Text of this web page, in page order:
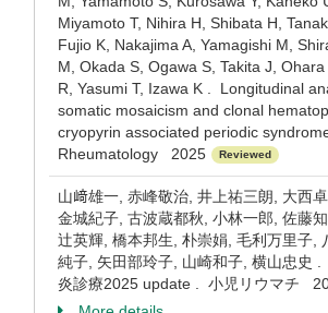
Miyamoto T, Nihira H, Shibata H,
Fujio K, Nakajima A, Yamagishi M,
M, Okada S, Ogawa S, Takita J,
R, Yasumi T, Izawa K . Longitudinal
somatic mosaicism and clonal
cryopyrin associated periodic
Rheumatology 2025
Reviewed
山﨑雄一, 赤峰敬治, 井上祐三朗, 大西
金城紀子, 古波蔵都秋, 小林一郎, 佐藤知
辻英輝, 橋本邦生, 朴崇娟, 毛利万里子,
純子, 矢田部玲子, 山崎和子, 横山忠史
炎診療2025 update . 小児リウマチ